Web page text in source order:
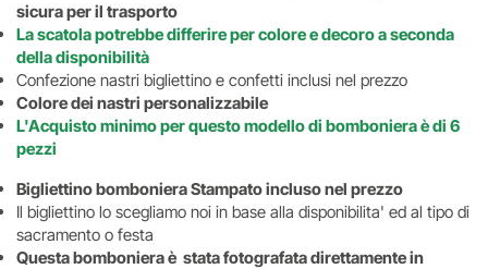
sicura per il trasporto
La scatola potrebbe differire per colore e decoro a seconda
della disponibilità
Confezione nastri bigliettino e confetti inclusi nel prezzo
Colore dei nastri personalizzabile
L'Acquisto minimo per questo modello di bomboniera è di 6
pezzi
Bigliettino bomboniera Stampato incluso nel prezzo
Il bigliettino lo scegliamo noi in base alla disponibilita' ed al tipo di
sacramento o festa
Questa bomboniera è stata fotografata direttamente in